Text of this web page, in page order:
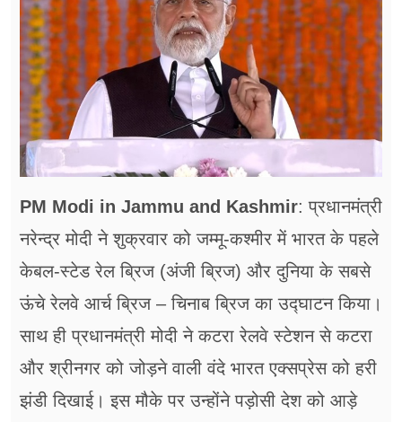
जॉब्स
शिक्षा
अन्य खबरें
PM Modi in Jammu and Kashmir: प्रधानमंत्री
नरेन्द्र मोदी ने शुक्रवार को जम्मू-कश्मीर में भारत के पहले
केबल-स्टेड रेल ब्रिज (अंजी ब्रिज) और दुनिया के सबसे
ऊंचे रेलवे आर्च ब्रिज – चिनाब ब्रिज का उद्घाटन किया।
साथ ही प्रधानमंत्री मोदी ने कटरा रेलवे स्टेशन से कटरा
और श्रीनगर को जोड़ने वाली वंदे भारत एक्सप्रेस को हरी
झंडी दिखाई। इस मौके पर उन्होंने पड़ोसी देश को आड़े